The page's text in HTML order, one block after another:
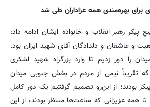
برای بهره‌مندی همه عزاداران طی شد
رهبر انقلاب و خانواده ایشان ادامه داد:
و عاشقان و دلدادگان آقای شهید ایران بود.
را دور زدیم تا وارد بزرگراه شهید لشکری
تقریباً نیمی از مردم در بخش جنوبی میدان
بودند؛ از این‌رو تصمیم گرفتیم یک دور کامل
همه عزیزانی که ساعت‌ها منتظر بودند، از این